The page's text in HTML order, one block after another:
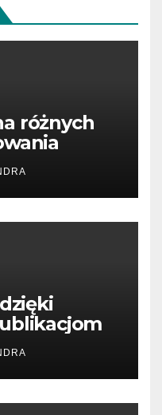
różnych